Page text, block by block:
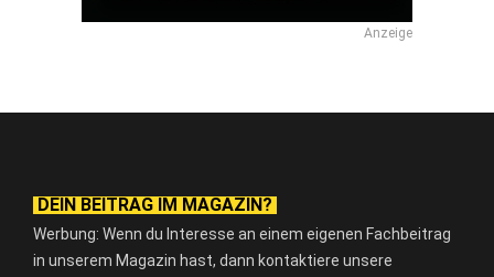
Anzeige
DEIN BEITRAG IM MAGAZIN?
Werbung: Wenn du Interesse an einem eigenen Fachbeitrag
in unserem Magazin hast, dann kontaktiere unsere